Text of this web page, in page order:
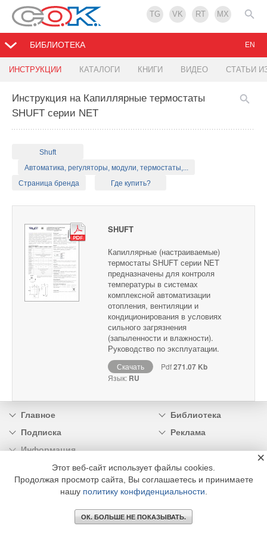
TG VK RT MX
БИБЛИОТЕКА
ИНСТРУКЦИИ КАТАЛОГИ КНИГИ ВИДЕО СТАТЬИ
EN
Инструкция на Капиллярные термостаты
SHUFT серии NET
Shuft
Автоматика, регуляторы, модули, термостаты,...
Страница бренда
Где купить?
SHUFT
Капиллярные (настраиваемые)
термостаты SHUFT серии NET
предназначены для контроля
температуры в системах
комплексной автоматизации
отопления, вентиляции и
кондиционирования в условиях
сильного загрязнения
(запыленности и влажности).
Руководство по эксплуатации.
Скачать Pdf271.07 Kb
Язык: RU
Главное
Библиотека
Подписка
Реклама
Информация
© 2002 - 2026 OOO Издательский дом «МЕДИА ТЕХНОЛОДЖИ» +7 (495) 665-00-
00
Этот веб-сайт использует файлы cookies.
Продолжая просмотр сайта, Вы соглашаетесь и принимаете
нашу политику конфиденциальности
ОК. БОЛЬШЕ НЕ ПОКАЗЫВАТЬ.
×